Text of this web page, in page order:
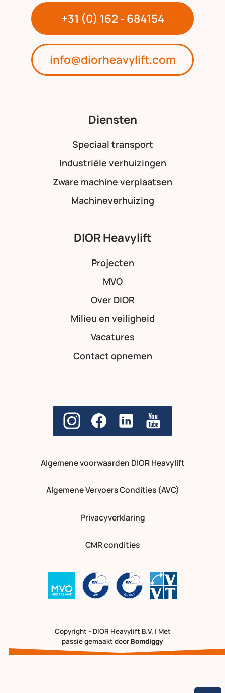
+31 (0) 162 - 684154
info@diorheavylift.com
Diensten
Speciaal transport
Industriële verhuizingen
Zware machine verplaatsen
Machineverhuizing
DIOR Heavylift
Projecten
MVO
Over DIOR
Milieu en veiligheid
Vacatures
Contact opnemen
Algemene voorwaarden DIOR Heavylift
Algemene Vervoers Condities (AVC)
Privacyverklaring
CMR condities
Copyright - DIOR Heavylift B.V. | Met
passie gemaakt door Bomdiggy